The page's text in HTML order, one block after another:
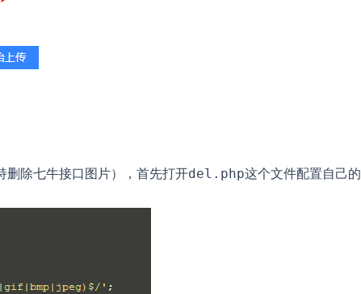
删除七牛接口图片），首先打开del.php这个文件配置自己的